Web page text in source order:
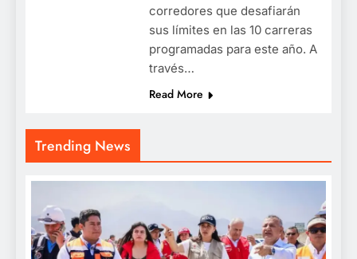
Trending News
corredores que desafiarán
sus límites en las 10 carreras
programadas para este año. A
través…
Read More